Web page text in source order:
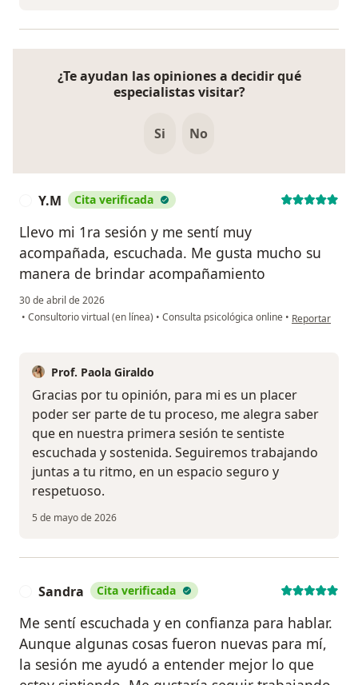
¿Te ayudan las opiniones a decidir qué
especialistas visitar?
Si No
Y.M Cita verificada
Llevo mi 1ra sesión y me sentí muy
acompañada, escuchada. Me gusta mucho su
manera de brindar acompañamiento
30 de abril de 2026
• Consultorio virtual (en línea) • Consulta psicológica online • en opinión del
Reportar
Prof. Paola Giraldo
Gracias por tu opinión, para mi es un placer
poder ser parte de tu proceso, me alegra saber
que en nuestra primera sesión te sentiste
escuchada y sostenida. Seguiremos trabajando
juntas a tu ritmo, en un espacio seguro y
respetuoso.
5 de mayo de 2026
Sandra Cita verificada
Me sentí escuchada y en confianza para hablar.
Aunque algunas cosas fueron nuevas para mí,
la sesión me ayudó a entender mejor lo que